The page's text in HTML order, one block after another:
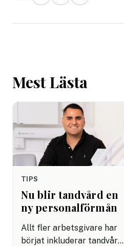
Mest Lästa
TIPS
Nu blir tandvård en
ny personalförmån
Allt fler arbetsgivare har
börjat inkluderar tandvård i